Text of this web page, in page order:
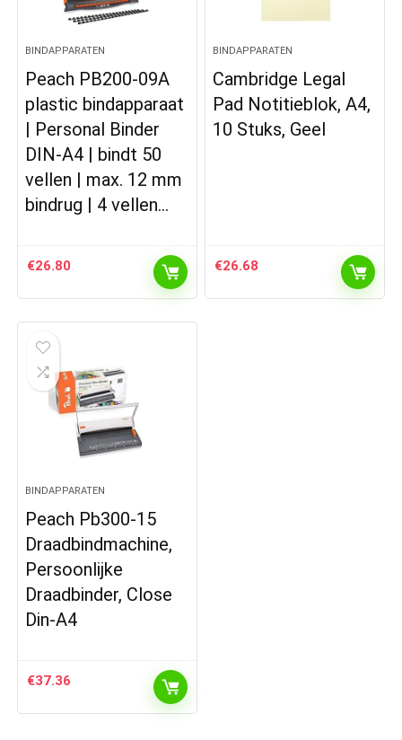
BINDAPPARATEN
Peach PB200-09A
plastic bindapparaat
| Personal Binder
DIN-A4 | bindt 50
vellen | max. 12 mm
bindrug | 4 vellen…
€26.80
BINDAPPARATEN
Cambridge Legal
Pad Notitieblok, A4,
10 Stuks, Geel
€26.68
BINDAPPARATEN
Peach Pb300-15
Draadbindmachine,
Persoonlijke
Draadbinder, Close
Din-A4
€37.36